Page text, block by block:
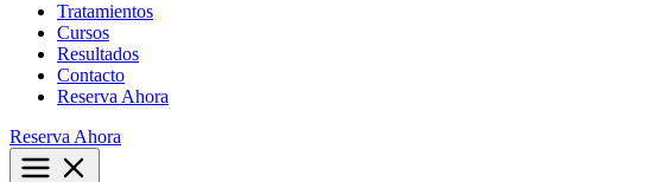
Tratamientos
Cursos
Resultados
Contacto
Reserva Ahora
Reserva Ahora